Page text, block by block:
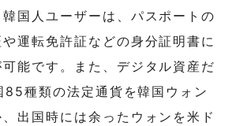
国人ユーザーは、パスポートの
運転免許証などの身分証明書に
能です。また、デジタル資産だ
85種類の法定通貨を韓国ウォン
出国時には余ったウォンを米ド